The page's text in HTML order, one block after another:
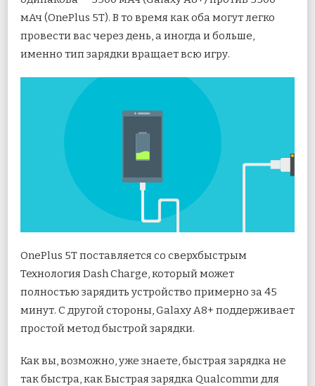
мАч (OnePlus 5T). В то время как оба могут легко
провести вас через день, а иногда и больше,
именно тип зарядки вращает всю игру.
OnePlus 5T поставляется со сверхбыстрым
Технология Dash Charge, который может
полностью зарядить устройство примерно за 45
минут. С другой стороны, Galaxy A8+ поддерживает
простой метод быстрой зарядки.
Как вы, возможно, уже знаете, быстрая зарядка не
так быстра, как Быстрая зарядка Qualcommи для